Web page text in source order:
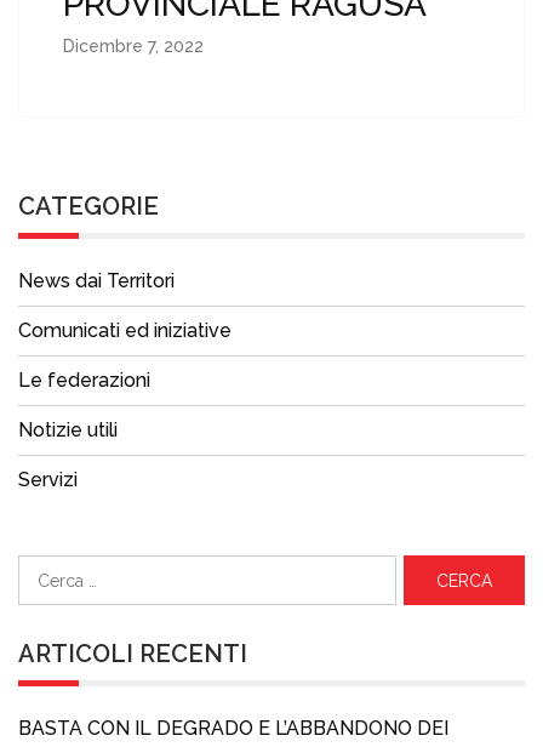
Dicembre 7, 2022
CATEGORIE
News dai Territori
Comunicati ed iniziative
Le federazioni
Notizie utili
Servizi
ARTICOLI RECENTI
BASTA CON IL DEGRADO E L’ABBANDONO DEI